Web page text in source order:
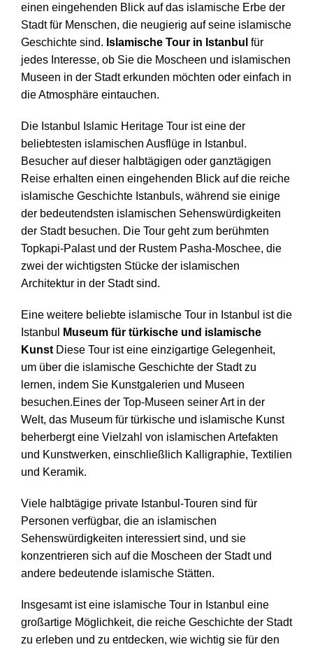
einen eingehenden Blick auf das islamische Erbe der
Stadt für Menschen, die neugierig auf seine islamische
Geschichte sind. Islamische Tour in Istanbul für
jedes Interesse, ob Sie die Moscheen und islamischen
Museen in der Stadt erkunden möchten oder einfach in
die Atmosphäre eintauchen.
Die Istanbul Islamic Heritage Tour ist eine der
beliebtesten islamischen Ausflüge in Istanbul.
Besucher auf dieser halbtägigen oder ganztägigen
Reise erhalten einen eingehenden Blick auf die reiche
islamische Geschichte Istanbuls, während sie einige
der bedeutendsten islamischen Sehenswürdigkeiten
der Stadt besuchen. Die Tour geht zum berühmten
Topkapi-Palast und der Rustem Pasha-Moschee, die
zwei der wichtigsten Stücke der islamischen
Architektur in der Stadt sind.
Eine weitere beliebte islamische Tour in Istanbul ist die
Istanbul
Museum für türkische und islamische
Kunst Diese Tour ist eine einzigartige Gelegenheit,
um über die islamische Geschichte der Stadt zu
lernen, indem Sie Kunstgalerien und Museen
besuchen.Eines der Top-Museen seiner Art in der
Welt, das Museum für türkische und islamische Kunst
beherbergt eine Vielzahl von islamischen Artefakten
und Kunstwerken, einschließlich Kalligraphie, Textilien
und Keramik.
Viele halbtägige private Istanbul-Touren sind für
Personen verfügbar, die an islamischen
Sehenswürdigkeiten interessiert sind, und sie
konzentrieren sich auf die Moscheen der Stadt und
andere bedeutende islamische Stätten.
Insgesamt ist eine islamische Tour in Istanbul eine
großartige Möglichkeit, die reiche Geschichte der Stadt
zu erleben und zu entdecken, wie wichtig sie für den